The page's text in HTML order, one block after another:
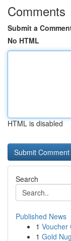
Comments
Submit a
No HTML
HTML is disabled
Search
Published News
1 Voucher
1 Gold